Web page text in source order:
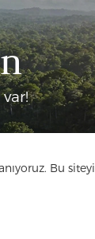
Bu siteyi
var!